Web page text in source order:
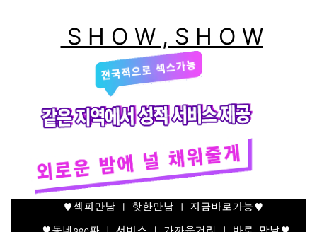
S H O W , S H O W